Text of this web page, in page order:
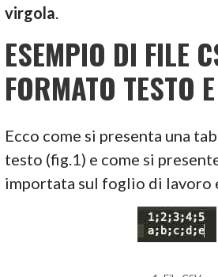
virgola.
ESEMPIO DI FILE
FORMATO TESTO
Ecco come si presenta una
testo (fig.1) e come si
importata sul foglio di lavoro